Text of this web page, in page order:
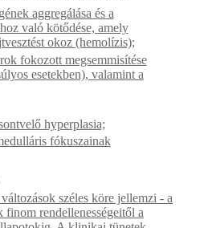
aggregálása és a
való kötődése, amely
okoz (hemolízis);
fokozott megsemmisítése
esetekben), valamint a
hyperplasia;
fókuszainak
széles köre jellemzi - a
finom rendellenességeitől a